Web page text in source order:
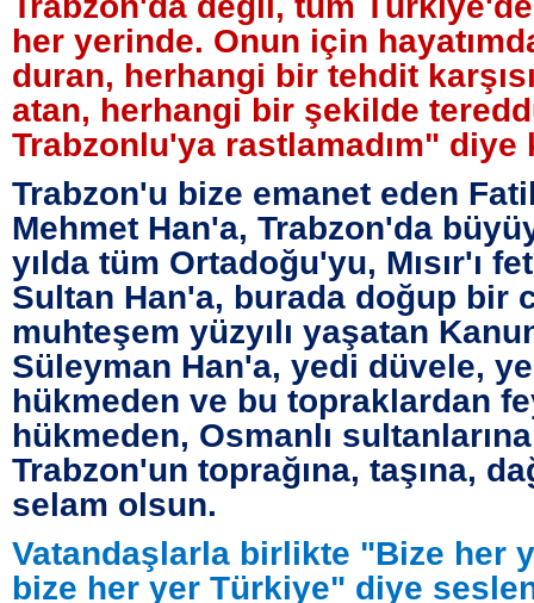
her yerinde. Onun için
duran, herhangi bir tehdit
atan, herhangi bir şekilde
Trabzonlu'ya rastlamadım" diye
Trabzon'u bize emanet eden
Mehmet Han'a, Trabzon'da
yılda tüm Ortadoğu'yu, Mısır'ı
Sultan Han'a, burada doğup bir
muhteşem yüzyılı yaşatan
Süleyman Han'a, yedi düvele,
hükmeden ve bu topraklardan
hükmeden, Osmanlı
Trabzon'un toprağına, taşına,
selam olsun.
Vatandaşlarla birlikte "Bize her
bize her yer Türkiye" diye